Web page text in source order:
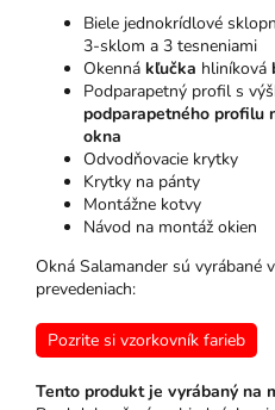
Biele jednokrídlové
3-sklom a 3 tesneniami
Okenná kľučka hliníková
Podparapetný profil s
podparapetného profilu
okna
Odvodňovacie krytky
Krytky na pánty
Montážne kotvy
Návod na montáž okien
Okná Salamander sú vyrábané
prevedeniach:
Pozrite si vzorkovník farieb
Tento produkt je vyrábaný na